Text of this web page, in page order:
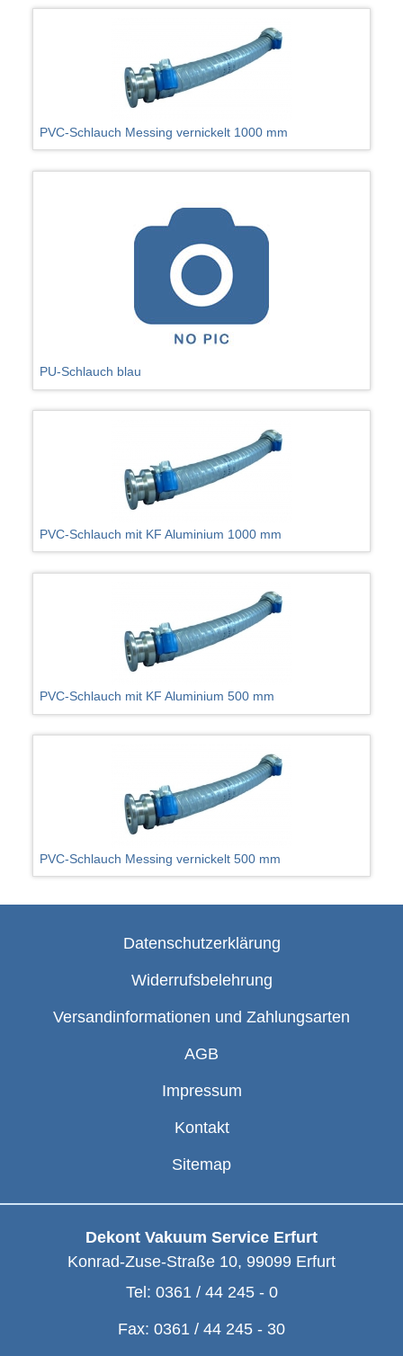
PVC-Schlauch Messing vernickelt 1000 mm
PU-Schlauch blau
PVC-Schlauch mit KF Aluminium 1000 mm
PVC-Schlauch mit KF Aluminium 500 mm
PVC-Schlauch Messing vernickelt 500 mm
Datenschutzerklärung
Widerrufsbelehrung
Versandinformationen und Zahlungsarten
AGB
Impressum
Kontakt
Sitemap
Dekont Vakuum Service Erfurt
Konrad-Zuse-Straße 10, 99099 Erfurt
Tel: 0361 / 44 245 - 0
Fax: 0361 / 44 245 - 30